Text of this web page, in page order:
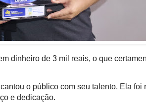
dinheiro de 3 mil reais, o que
o público com seu talento. Ela foi
e dedicação.